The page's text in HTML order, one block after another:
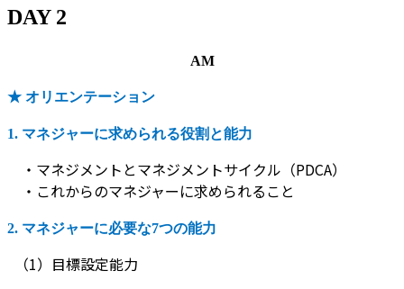
DAY 2
AM
★ オリエンテーション
1. マネジャーに求められる役割と能力
・マネジメントとマネジメントサイクル（PDCA）
・これからのマネジャーに求められること
2. マネジャーに必要な7つの能力
（1）目標設定能力